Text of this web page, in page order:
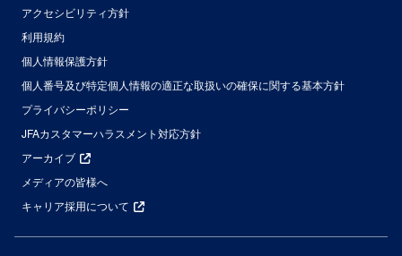
アクセシビリティ方針
利用規約
個人情報保護方針
個人番号及び特定個人情報の適正な取扱いの確保に関する基本方針
プライバシーポリシー
JFAカスタマーハラスメント対応方針
アーカイブ
メディアの皆様へ
キャリア採用について